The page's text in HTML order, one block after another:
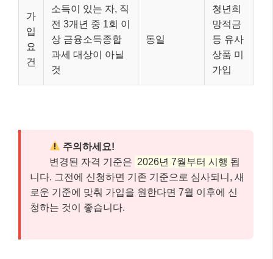
가
입
요
건
소득이 있는 자, 직
전 3개년 중 1회 이
상 금융소득종합
과세 대상이 아닐
것
동일
청년희
망적금
등 유사
상품 미
가입
주의하세요!
변경된 자격 기준은 2026년 7월부터 시행 됩
니다. 그전에 신청하면 기존 기준으로 심사되니, 새
로운 기준에 맞춰 가입을 원한다면 7월 이후에 신
청하는 것이 좋습니다.